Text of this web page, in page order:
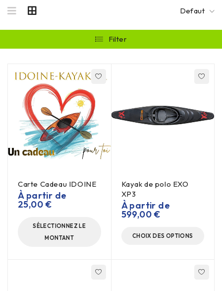
Defaut
Filter
Carte Cadeau IDOINE
À partir de
25,00€
SÉLECTIONNEZ LE
MONTANT
Kayak de polo EXO
XP3
À partir de
599,00€
CHOIX DES OPTIONS